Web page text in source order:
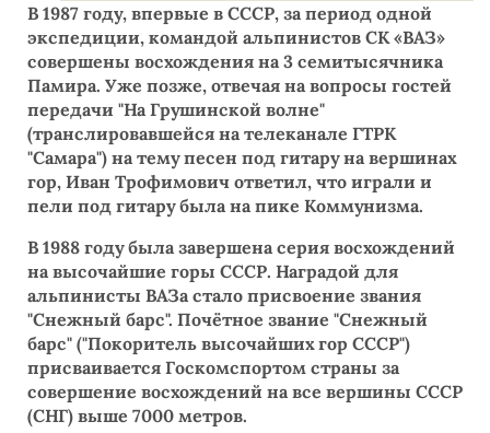
В 1987 году, впервые в СССР, за период одной
экспедиции, командой альпинистов СК «ВАЗ»
совершены восхождения на 3 семитысячника
Памира. Уже позже, отвечая на вопросы гостей
передачи "На Грушинской волне"
(транслировавшейся на телеканале ГТРК
"Самара") на тему песен под гитару на вершинах
гор, Иван Трофимович ответил, что играли и
пели под гитару была на пике Коммунизма.
В 1988 году была завершена серия восхождений
на высочайшие горы СССР. Наградой для
альпинисты ВАЗа стало присвоение звания
"Снежный барс". Почётное звание "Снежный
барс" ("Покоритель высочайших гор СССР")
присваивается Госкомспортом страны за
совершение восхождений на все вершины СССР
(СНГ) выше 7000 метров.